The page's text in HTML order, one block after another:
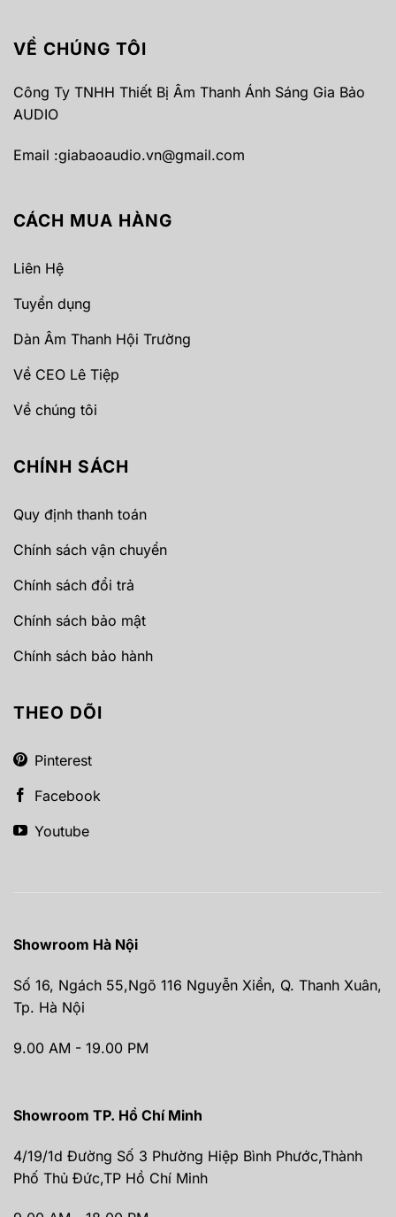
VỀ CHÚNG TÔI
Công Ty TNHH Thiết Bị Âm Thanh Ánh Sáng Gia Bảo
AUDIO
Email :giabaoaudio.vn@gmail.com
CÁCH MUA HÀNG
Liên Hệ
Tuyển dụng
Dàn Âm Thanh Hội Trường
Về CEO Lê Tiệp
Về chúng tôi
CHÍNH SÁCH
Quy định thanh toán
Chính sách vận chuyển
Chính sách đổi trả
Chính sách bảo mật
Chính sách bảo hành
THEO DÕI
Pinterest
Facebook
Youtube
Showroom Hà Nội
Số 16, Ngách 55,Ngõ 116 Nguyễn Xiển, Q. Thanh Xuân,
Tp. Hà Nội
9.00 AM - 19.00 PM
Showroom TP. Hồ Chí Minh
4/19/1d Đường Số 3 Phường Hiệp Bình Phước,Thành
Phố Thủ Đức,TP Hồ Chí Minh